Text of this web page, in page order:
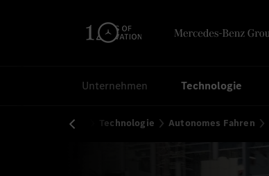
Unternehmen Technologie
Startseite
Technologie Autonomes Fahren